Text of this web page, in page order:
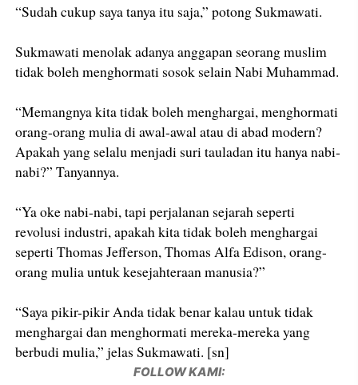
“Sudah cukup saya tanya itu saja,” potong Sukmawati.
Sukmawati menolak adanya anggapan seorang muslim
tidak boleh menghormati sosok selain Nabi Muhammad.
“Memangnya kita tidak boleh menghargai, menghormati
orang-orang mulia di awal-awal atau di abad modern?
Apakah yang selalu menjadi suri tauladan itu hanya nabi-
nabi?” Tanyannya.
“Ya oke nabi-nabi, tapi perjalanan sejarah seperti
revolusi industri, apakah kita tidak boleh menghargai
seperti Thomas Jefferson, Thomas Alfa Edison, orang-
orang mulia untuk kesejahteraan manusia?”
“Saya pikir-pikir Anda tidak benar kalau untuk tidak
menghargai dan menghormati mereka-mereka yang
berbudi mulia,” jelas Sukmawati. [sn]
FOLLOW KAMI: